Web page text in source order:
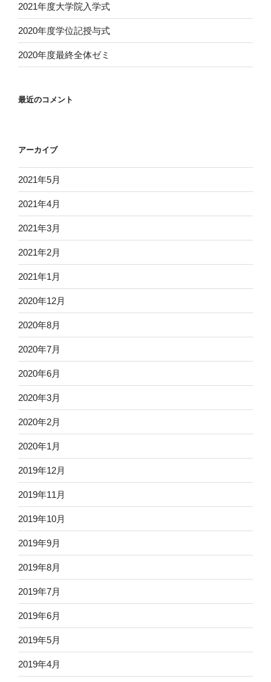
2021年度大学院入学式
2020年度学位記授与式
2020年度最終全体ゼミ
最近のコメント
アーカイブ
2021年5月
2021年4月
2021年3月
2021年2月
2021年1月
2020年12月
2020年8月
2020年7月
2020年6月
2020年3月
2020年2月
2020年1月
2019年12月
2019年11月
2019年10月
2019年9月
2019年8月
2019年7月
2019年6月
2019年5月
2019年4月